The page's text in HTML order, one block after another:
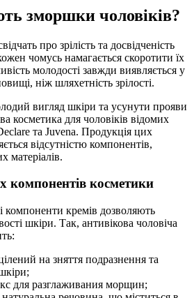
зморшки чоловіків?
про зрілість та досвідченість
чомусь намагається скоротити їх
молодості завжди виявляється у
ніж шляхетність зрілості.
вигляд шкіри та усунути прояви
косметика для чоловіків відомих
та Juvena. Продукція цих
відсутністю компонентів,
матеріалів.
компонентів косметики
компоненти кремів дозволяють
шкіри. Так, антивікова чоловіча
на зняття подразнення та
для разглаживания морщин;